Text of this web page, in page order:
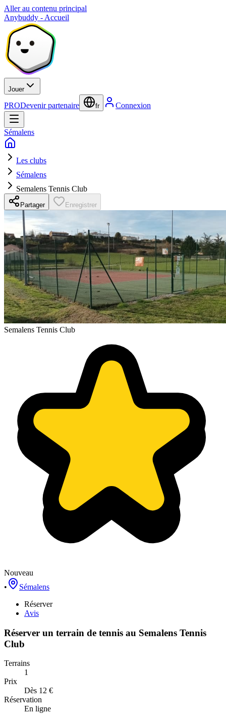
Aller au contenu principal
Anybuddy - Accueil
Jouer
PRODevenir partenaire fr Connexion
Sémalens
Les clubs
Sémalens
Semalens Tennis Club
Partager Enregistrer
Semalens Tennis Club
Nouveau
•
Sémalens
Réserver
Avis
Réserver un terrain de tennis au Semalens Tennis
Club
Terrains
1
Prix
Dès 12 €
Réservation
En ligne